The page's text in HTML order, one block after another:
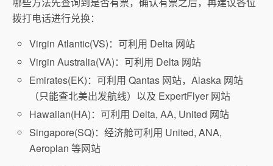
拨打电话进行兑换：
Virgin Atlantic(VS)：可利用 Delta 网站
Virgin Australia(VA)：可利用 Delta 网站
Emirates(EK)：可利用 Qantas 网站，Alaska 网站
（只能查北美出发航线）以及 ExpertFlyer 网站
Hawaiian(HA)：可利用 Delta, AA, United 网站
Singapore(SQ)：经济舱可利用 United, ANA,
Aeroplan 等网站